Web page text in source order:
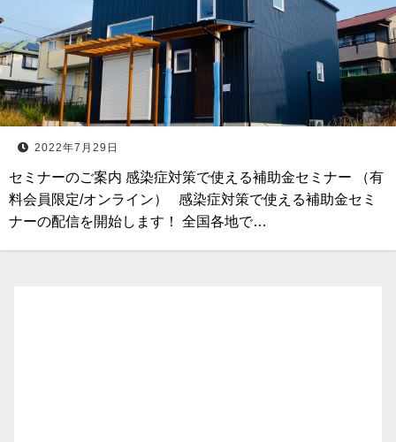
2022年7月29日
セミナーのご案内 感染症対策で使える補助金セミナー （有
料会員限定/オンライン） 感染症対策で使える補助金セミ
ナーの配信を開始します！ 全国各地で…